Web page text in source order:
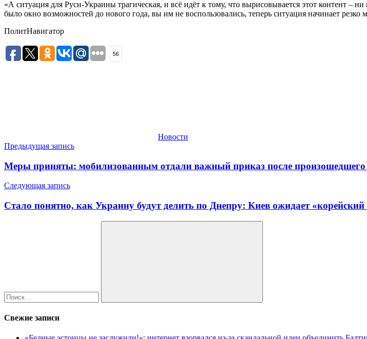
«А ситуация для Руси-Украины трагическая, и всё идёт к тому, что вырисовывается этот контент
было окно возможностей до нового года, вы им не воспользовались, теперь ситуация начинает резко
ПолитНавигатор
56
Новости
Навигация
по
записям
Предыдущая запись
Меры приняты: мобилизованным отдали важный приказ после произошедшего
Следующая запись
Стало понятно, как Украину будут делить по Днепру: Киев ожидает «корейский
Поиск
Свежие записи